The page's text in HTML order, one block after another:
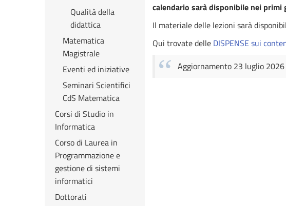
calendario sarà disponibile nei
Il materiale delle lezioni sarà
Qui trovate delle DISPENSE sui
Aggiornamento 23 luglio 2026
Qualità della
didattica
Matematica
Magistrale
Eventi ed iniziative
Seminari Scientifici
CdS Matematica
Corsi di Studio in
Informatica
Corso di Laurea in
Programmazione e
gestione di sistemi
informatici
Dottorati